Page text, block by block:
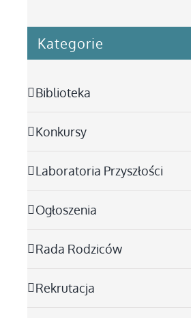
Kategorie
Biblioteka
Konkursy
Laboratoria Przyszłości
Ogłoszenia
Rada Rodziców
Rekrutacja